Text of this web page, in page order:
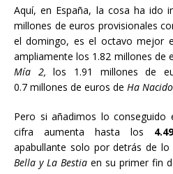
Aquí, en España, la cosa ha ido
millones de euros provisionales
el domingo, es el octavo mejor
ampliamente los 1.82 millones de
Mía 2, los 1.91 millones de
0.7 millones de euros de Ha
Pero si añadimos lo conseguido
cifra aumenta hasta los
apabullante solo por detrás de
Bella y La Bestia en su primer fin